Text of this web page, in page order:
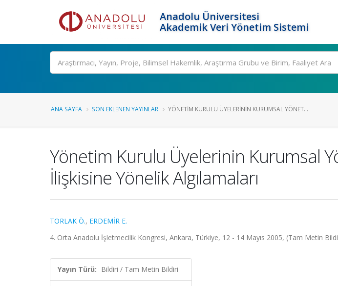
Anadolu Üniversitesi
Akademik Veri Yönetim Sistemi
Ara
ANA SAYFA SON EKLENEN YAYINLAR YÖNETIM KURULU ÜYELERININ KURUMSAL YÖNET...
Yönetim Kurulu Üyelerinin Kurumsal
İlişkisine Yönelik Algılamaları
TORLAK Ö., ERDEMİR E.
4. Orta Anadolu İşletmecilik Kongresi, Ankara, Türkiye, 12 - 14 Mayıs 2005, (Tam Metin
Yayın Türü: Bildiri / Tam Metin Bildiri